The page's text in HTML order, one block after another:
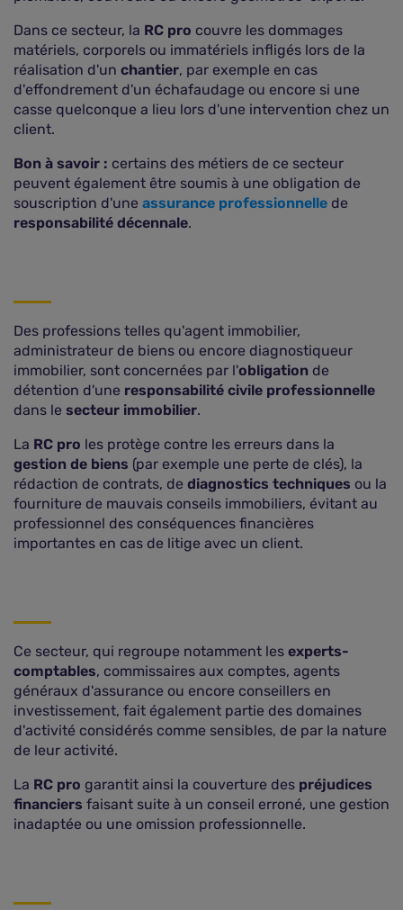
Dans ce secteur, la RC pro couvre les dommages
matériels, corporels ou immatériels infligés lors de la
réalisation d'un chantier, par exemple en cas
d'effondrement d'un échafaudage ou encore si une
casse quelconque a lieu lors d'une intervention chez un
client.
Bon à savoir : certains des métiers de ce secteur
peuvent également être soumis à une obligation de
souscription d'une assurance professionnelle de
responsabilité décennale.
Des professions telles qu'agent immobilier,
administrateur de biens ou encore diagnostiqueur
immobilier, sont concernées par l'obligation de
détention d'une responsabilité civile professionnelle
dans le secteur immobilier.
La RC pro les protège contre les erreurs dans la
gestion de biens (par exemple une perte de clés), la
rédaction de contrats, de diagnostics techniques ou la
fourniture de mauvais conseils immobiliers, évitant au
professionnel des conséquences financières
importantes en cas de litige avec un client.
Ce secteur, qui regroupe notamment les experts-
comptables, commissaires aux comptes, agents
généraux d'assurance ou encore conseillers en
investissement, fait également partie des domaines
d'activité considérés comme sensibles, de par la nature
de leur activité.
La RC pro garantit ainsi la couverture des préjudices
financiers faisant suite à un conseil erroné, une gestion
inadaptée ou une omission professionnelle.